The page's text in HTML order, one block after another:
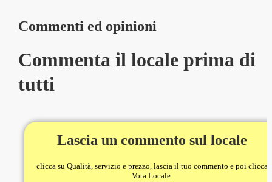
Commenti ed opinioni
Commenta il locale prima di
tutti
Lascia un commento sul locale
clicca su Qualità, servizio e prezzo, lascia il tuo commento e poi clicca
Vota Locale.